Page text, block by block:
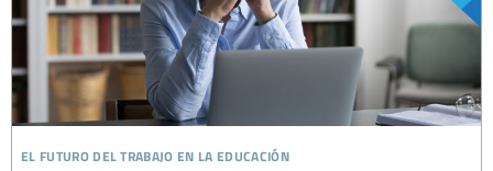
el futuro del trabajo en la educación